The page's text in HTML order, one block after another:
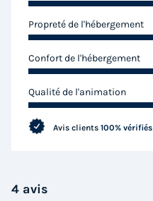
Propreté de l'hébergement
Confort de l'hébergement
Qualité de l'animation
Avis clients 100% vérifiés
4 avis